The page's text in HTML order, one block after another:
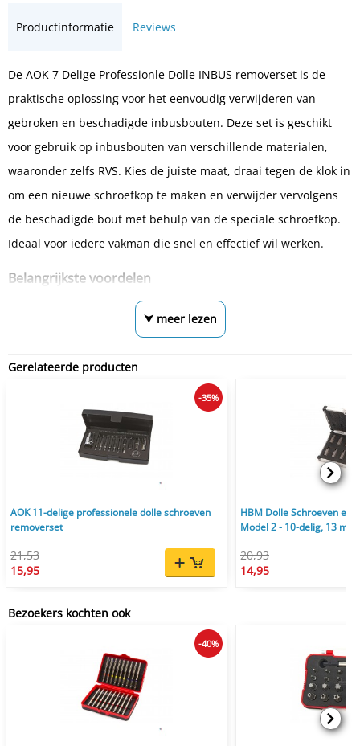
Productinformatie Reviews
De AOK 7 Delige Professionle Dolle INBUS removerset is de
praktische oplossing voor het eenvoudig verwijderen van
gebroken en beschadigde inbusbouten. Deze set is geschikt
voor gebruik op inbusbouten van verschillende materialen,
waaronder zelfs RVS. Kies de juiste maat, draai tegen de klok in
om een nieuwe schroefkop te maken en verwijder vervolgens
de beschadigde bout met behulp van de speciale schroefkop.
Ideaal voor iedere vakman die snel en effectief wil werken.
Belangrijkste voordelen
⮟ meer lezen
Gerelateerde producten
AOK 11-delige professionele dolle schroeven
removerset
21,53
15,95
-35%
HBM Dolle Schroeven en
Model 2 - 10-delig, 13
20,93
14,95
Bezoekers kochten ook
-40%